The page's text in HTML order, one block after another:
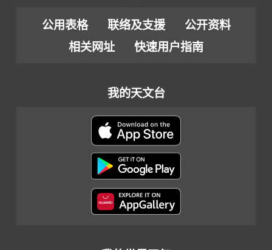
公用表格 联络及支援
公开资料
相关网址
快速用户指南
我的天文台